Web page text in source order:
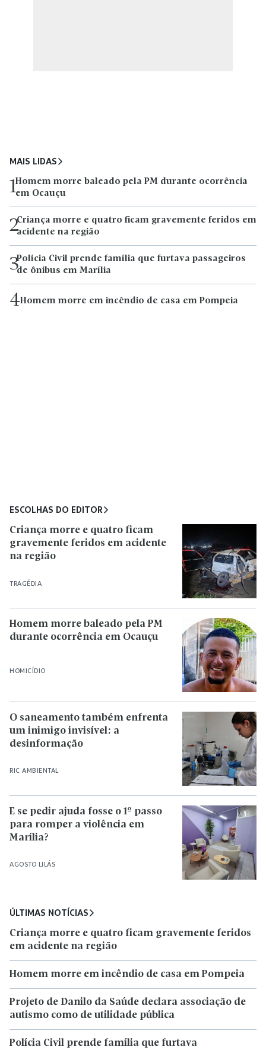
MAIS LIDAS
1Homem morre baleado pela PM durante ocorrência
em Ocauçu
2Criança morre e quatro ficam gravemente feridos em
acidente na região
3Polícia Civil prende família que furtava passageiros
de ônibus em Marília
4Homem morre em incêndio de casa em Pompeia
ESCOLHAS DO EDITOR
TRAGÉDIA
Criança morre e quatro ficam
gravemente feridos em acidente
na região
HOMICÍDIO
Homem morre baleado pela PM
durante ocorrência em Ocauçu
RIC AMBIENTAL
O saneamento também enfrenta
um inimigo invisível: a
desinformação
AGOSTO LILÁS
E se pedir ajuda fosse o 1º passo
para romper a violência em
Marília?
ÚLTIMAS NOTÍCIAS
Criança morre e quatro ficam gravemente feridos
em acidente na região
Homem morre em incêndio de casa em Pompeia
Projeto de Danilo da Saúde declara associação de
autismo como de utilidade pública
Polícia Civil prende família que furtava